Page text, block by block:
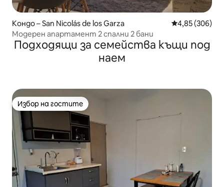
Кондо – San Nicolás de los Garza Средна
4,85 (306)
Модерен апартамент 2 спални 2 бани
Подходящи за семейства къщи под
наем
Избор на гостите
Избор на гостите